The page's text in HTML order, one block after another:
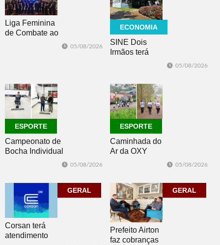
Liga Feminina
de Combate ao
05/08/2026
ECONOMIA
SINE Dois
Irmãos terá
dia 10
05/08/2026
ESPORTE
Campeonato de
Bocha Individual
05/08/2026
ESPORTE
Caminhada do
Ar da OXY
Morro Reuter
05/08/2026
GERAL
Corsan terá
atendimento
GERAL
Prefeito Airton
faz cobranças